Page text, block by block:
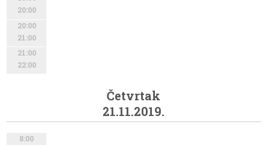
20:00
20:00
21:00
21:00
22:00
Četvrtak
21.11.2019.
8:00